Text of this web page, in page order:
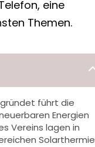
eine
Themen.
führt die
Energien
Vereins lagen in
Solarthermie